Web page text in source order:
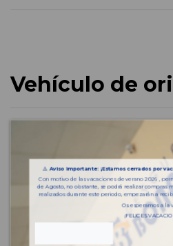
Vehículo de
⚠️Aviso importante: ¡Estamos cerrados por
Con motivo de las vacaciones de verano 2026 ,
de Agosto, no obstante, se podrá realizar compras
realizados durante este periodo, empezarán a
Os esperamos a la
¡FELICES